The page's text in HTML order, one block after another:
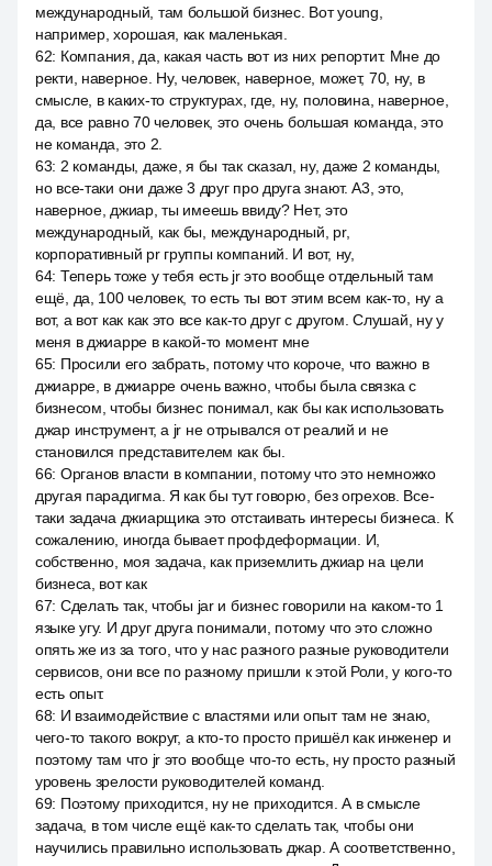
международный, там большой бизнес. Вот young,
например, хорошая, как маленькая.
62: Компания, да, какая часть вот из них репортит. Мне до
ректи, наверное. Ну, человек, наверное, может, 70, ну, в
смысле, в каких-то структурах, где, ну, половина, наверное,
да, все равно 70 человек, это очень большая команда, это
не команда, это 2.
63: 2 команды, даже, я бы так сказал, ну, даже 2 команды,
но все-таки они даже 3 друг про друга знают. A3, это,
наверное, джиар, ты имеешь ввиду? Нет, это
международный, как бы, международный, pr,
корпоративный pr группы компаний. И вот, ну,
64: Теперь тоже у тебя есть jr это вообще отдельный там
ещё, да, 100 человек, то есть ты вот этим всем как-то, ну а
вот, а вот как как это все как-то друг с другом. Слушай, ну у
меня в джиарре в какой-то момент мне
65: Просили его забрать, потому что короче, что важно в
джиарре, в джиарре очень важно, чтобы была связка с
бизнесом, чтобы бизнес понимал, как бы как использовать
джар инструмент, а jr не отрывался от реалий и не
становился представителем как бы.
66: Органов власти в компании, потому что это немножко
другая парадигма. Я как бы тут говорю, без огрехов. Все-
таки задача джиарщика это отстаивать интересы бизнеса. К
сожалению, иногда бывает профдеформации. И,
собственно, моя задача, как приземлить джиар на цели
бизнеса, вот как
67: Сделать так, чтобы jar и бизнес говорили на каком-то 1
языке угу. И друг друга понимали, потому что это сложно
опять же из за того, что у нас разного разные руководители
сервисов, они все по разному пришли к этой Роли, у кого-то
есть опыт.
68: И взаимодействие с властями или опыт там не знаю,
чего-то такого вокруг, а кто-то просто пришёл как инженер и
поэтому там что jr это вообще что-то есть, ну просто разный
уровень зрелости руководителей команд.
69: Поэтому приходится, ну не приходится. А в смысле
задача, в том числе ещё как-то сделать так, чтобы они
научились правильно использовать джар. А соответственно,